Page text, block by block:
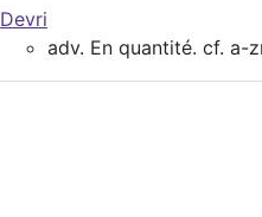
Devri
adv. En quantité. cf. a-